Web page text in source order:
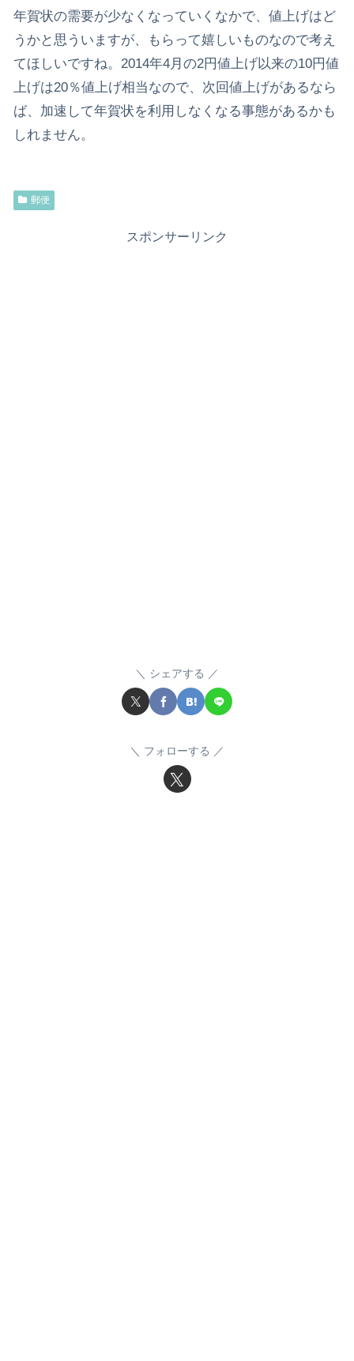
年賀状の需要が少なくなっていくなかで、値上げはど
うかと思ういますが、もらって嬉しいものなので考え
てほしいですね。2014年4月の2円値上げ以来の10円値
上げは20％値上げ相当なので、次回値上げがあるなら
ば、加速して年賀状を利用しなくなる事態があるかも
しれません。
郵便
スポンサーリンク
シェアする
フォローする